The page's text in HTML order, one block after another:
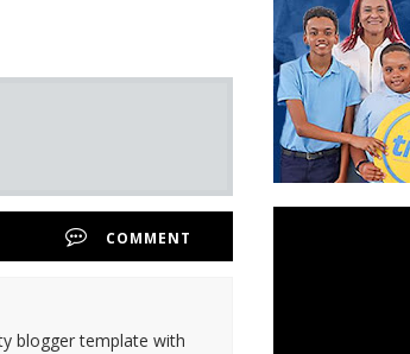
COMMENT
blogger template with